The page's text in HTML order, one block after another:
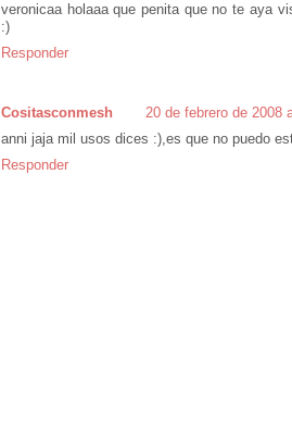
veronicaa holaaa que penita que no te aya
:)
Responder
Cositasconmesh
20 de febrero de 2008
anni jaja mil usos dices :),es que no puedo
Responder